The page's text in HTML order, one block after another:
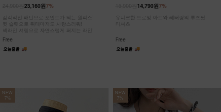
7%
23,160원
감각적인 패턴으로 포인트가 되는 원피스!
뒷 슬릿으로 뒤태마저도 사랑스러워!
넥라인 셔링으로 자연스럽게 퍼지는 라인!
Free
7%
14,790원
유니크한 드로잉 아트와 레터링의 루즈핏
티셔츠
Free
NEW
7%
NEW
7%